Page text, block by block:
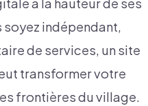
à la hauteur de ses
indépendant,
de services, un site
transformer votre
frontières du village.